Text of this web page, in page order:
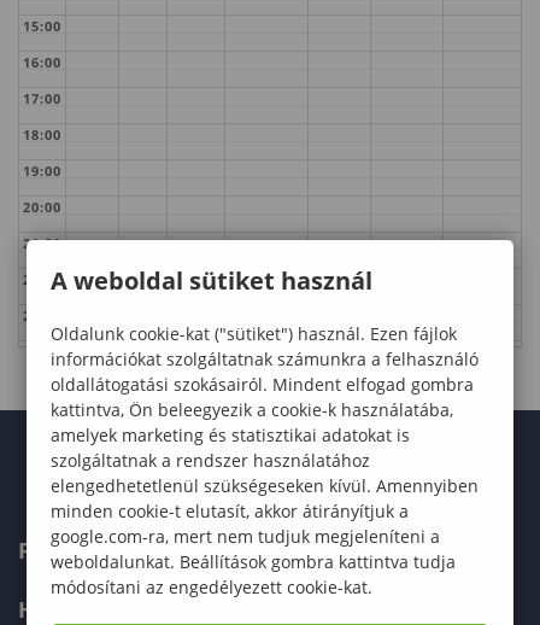
15:00
16:00
17:00
18:00
19:00
20:00
21:00
22:00
23:00
FELVÉTELIZŐKNEK
HALLGATÓKNAK
A weboldal sütiket használ
Oldalunk cookie-kat ("sütiket") használ. Ezen fájlok
információkat szolgáltatnak számunkra a felhasználó
oldallátogatási szokásairól. Mindent elfogad gombra
kattintva, Ön beleegyezik a cookie-k használatába,
amelyek marketing és statisztikai adatokat is
szolgáltatnak a rendszer használatához
elengedhetetlenül szükségeseken kívül. Amennyiben
minden cookie-t elutasít, akkor átirányítjuk a
google.com-ra, mert nem tudjuk megjeleníteni a
weboldalunkat. Beállítások gombra kattintva tudja
módosítani az engedélyezett cookie-kat.